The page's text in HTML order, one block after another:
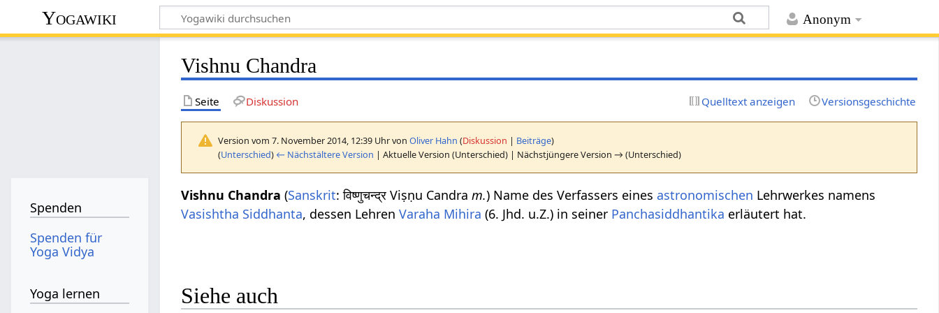
Anonym
Yogawiki
Vishnu Chandra
Seite Diskussion Quelltext anzeigen Versionsgeschichte
Version vom 7. November 2014, 12:39 Uhr vonOliver Hahn (Diskussion | Beiträge)
(Unterschied) ← Nächstältere Version | Aktuelle Version (Unterschied) | Nächstjüngere Version → (Unterschied)
Vishnu Chandra (Sanskrit: विष्णुचन्द्र Viṣṇu Candram.) Name des Verfassers eines astronomischen Lehrwerkes namens
Vasishtha Siddhanta, dessen LehrenVaraha Mihira (6. Jhd. u.Z.) in seiner Panchasiddhantika erläutert hat.
Siehe auch
Spenden
Spenden für
Yoga Vidya
Yoga lernen